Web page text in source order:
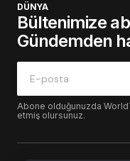
DÜNYA
Bültenimize
Gündemden
Abone olduğunuzda
etmiş olursunuz.